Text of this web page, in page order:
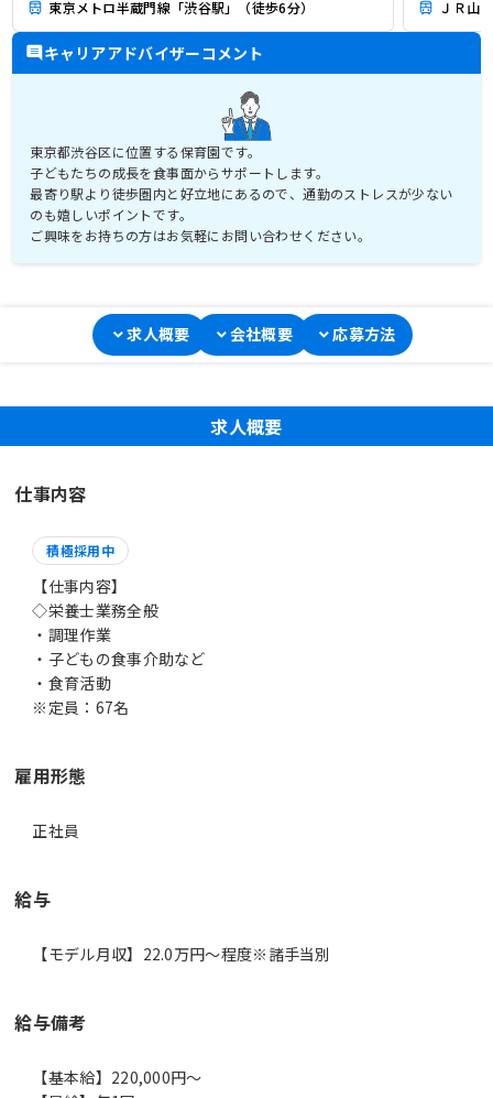
東京メトロ半蔵門線「渋谷駅」（徒歩6分）
ＪＲ山
キャリアアドバイザーコメント
東京都渋谷区に位置する保育園です。
子どもたちの成長を食事面からサポートします。
最寄り駅より徒歩圏内と好立地にあるので、通勤のストレスが少ない
のも嬉しいポイントです。
ご興味をお持ちの方はお気軽にお問い合わせください。
求人概要 会社概要 応募方法
求人概要
仕事内容
積極採用中
【仕事内容】
◇栄養士業務全般
・調理作業
・子どもの食事介助など
・食育活動
雇用形態
正社員
給与
【モデル月収】22.0万円〜程度※諸手当別
給与備考
【基本給】220,000円～